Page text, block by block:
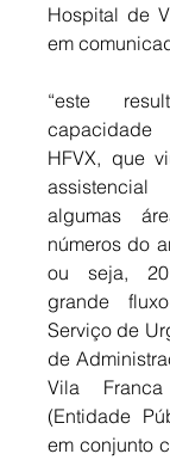
Hospital de
em
“este
HFVX, que
algumas
números do
ou seja,
grande
Serviço de
de
Vila
(Entidade
em conjunto